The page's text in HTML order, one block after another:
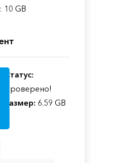
10 GB
Статус:
Проверено!
Размер: 6.59 GB